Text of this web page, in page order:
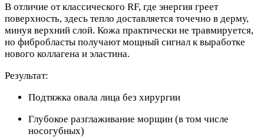
В отличие от классического RF, где энергия греет
поверхность, здесь тепло доставляется точечно в дерму,
минуя верхний слой. Кожа практически не травмируется,
но фибробласты получают мощный сигнал к выработке
нового коллагена и эластина.
Результат:
Подтяжка овала лица без хирургии
Глубокое разглаживание морщин (в том числе
носогубных)